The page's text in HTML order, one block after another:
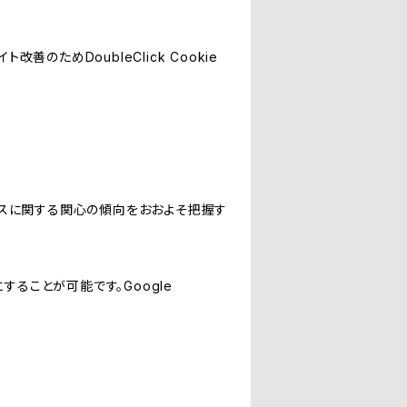
イト改善のためDoubleClick Cookie
に関する関心の傾向をおおよそ把握す
ることが可能です。Google